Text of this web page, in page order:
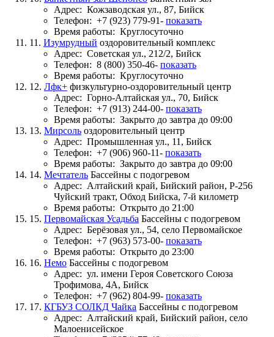
Адрес: Кожзаводская ул., 87, Бийск
Телефон: +7 (923) 779-91- показать
Время работы: Круглосуточно
11. Изумрудный оздоровительный комплекс
Адрес: Советская ул., 212/2, Бийск
Телефон: 8 (800) 350-46- показать
Время работы: Круглосуточно
12. Лфк+ физкультурно-оздоровительный центр
Адрес: Горно-Алтайская ул., 70, Бийск
Телефон: +7 (913) 244-00- показать
Время работы: Закрыто до завтра до 09:00
13. Мирсоль оздоровительный центр
Адрес: Промышленная ул., 11, Бийск
Телефон: +7 (906) 960-11- показать
Время работы: Закрыто до завтра до 09:00
14. Мечтатель Бассейны с подогревом
Адрес: Алтайский край, Бийский район, Р-256
Чуйский тракт, Обход Бийска, 7-й километр
Время работы: Открыто до 21:00
15. Первомайская Усадьба Бассейны с подогревом
Адрес: Берёзовая ул., 54, село Первомайское
Телефон: +7 (963) 573-00- показать
Время работы: Открыто до 23:00
16. Немо Бассейны с подогревом
Адрес: ул. имени Героя Советского Союза
Трофимова, 4А, Бийск
Телефон: +7 (962) 804-99- показать
17. КГБУЗ СОЛКД Чайка Бассейны с подогревом
Адрес: Алтайский край, Бийский район, село
Малоенисейское